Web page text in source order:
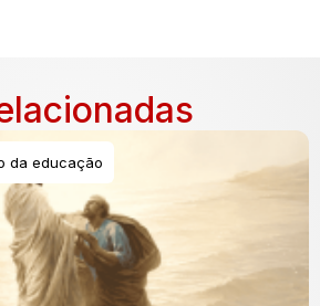
da educação